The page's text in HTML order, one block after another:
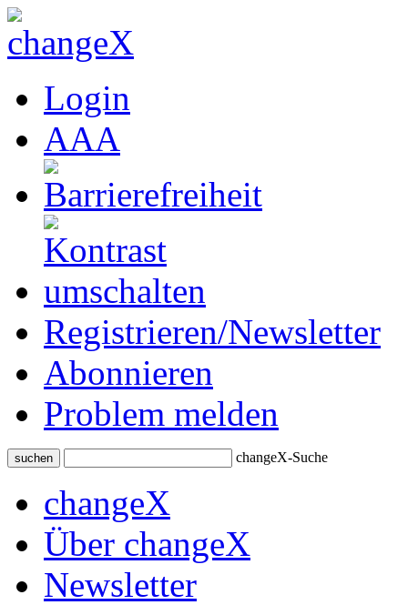
Login
AAA
Registrieren/Newsletter
Abonnieren
Problem melden
suchen changeX-Suche
changeX
Über changeX
Newsletter